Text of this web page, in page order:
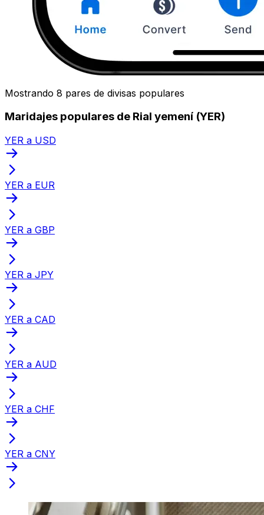
Mostrando 8 pares de divisas populares
Maridajes populares de Rial yemení (YER)
YER a USD
YER a EUR
YER a GBP
YER a JPY
YER a CAD
YER a AUD
YER a CHF
YER a CNY